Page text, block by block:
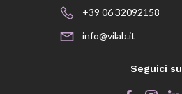
+39 06 32092158
info@vilab.it
Seguici su